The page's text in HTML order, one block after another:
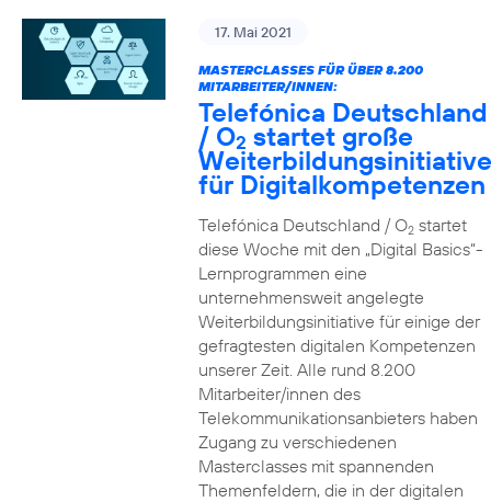
17. Mai 2021
MASTERCLASSES FÜR ÜBER 8.200
MITARBEITER/INNEN:
Telefónica Deutschland
/ O2 startet große
Weiterbildungsinitiative
für Digitalkompetenzen
Telefónica Deutschland / O2startet
diese Woche mit den „Digital Basics“-
Lernprogrammen eine
unternehmensweit angelegte
Weiterbildungsinitiative für einige der
gefragtesten digitalen Kompetenzen
unserer Zeit. Alle rund 8.200
Mitarbeiter/innen des
Telekommunikationsanbieters haben
Zugang zu verschiedenen
Masterclasses mit spannenden
Themenfeldern, die in der digitalen